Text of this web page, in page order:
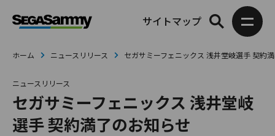
サイトマップ
ホーム ニュースリリース セガサミーフェニックス 浅井堂岐選手 契約
ニュースリリース
セガサミーフェニックス 浅井堂岐
選手 契約満了のお知らせ